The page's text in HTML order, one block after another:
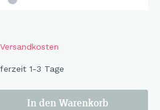
1-3 Tage
In den Warenkorb